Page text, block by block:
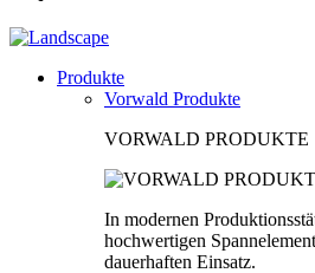
Produkte
Vorwald Produkte
VORWALD PRODUKTE
In modernen
hochwertigen
dauerhaften Einsatz.